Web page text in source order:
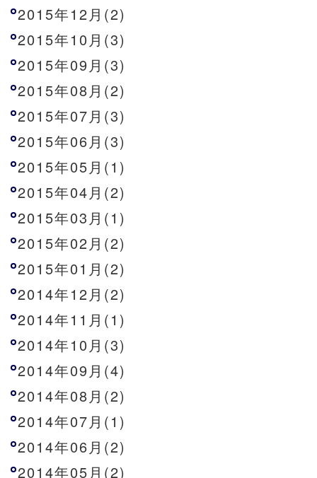
2015年12月(2)
2015年10月(3)
2015年09月(3)
2015年08月(2)
2015年07月(3)
2015年06月(3)
2015年05月(1)
2015年04月(2)
2015年03月(1)
2015年02月(2)
2015年01月(2)
2014年12月(2)
2014年11月(1)
2014年10月(3)
2014年09月(4)
2014年08月(2)
2014年07月(1)
2014年06月(2)
2014年05月(2)